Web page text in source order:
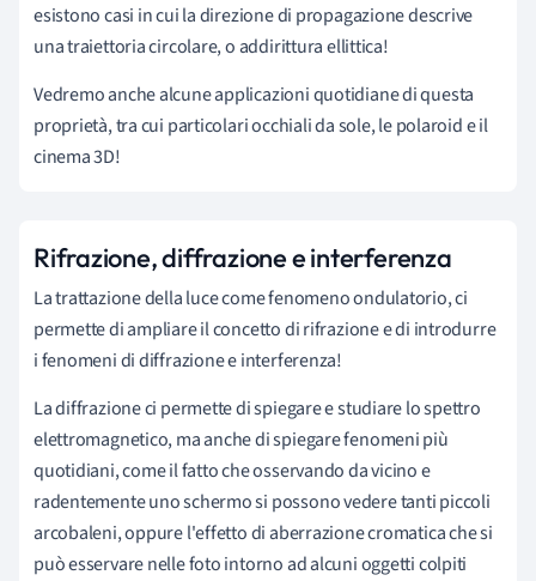
esistono casi in cui la direzione di propagazione descrive
una traiettoria circolare, o addirittura ellittica!
Vedremo anche alcune applicazioni quotidiane di questa
proprietà, tra cui particolari occhiali da sole, le polaroid e il
cinema 3D!
Rifrazione, diffrazione e interferenza
La trattazione della luce come fenomeno ondulatorio, ci
permette di ampliare il concetto di rifrazione e di introdurre
i fenomeni di diffrazione e interferenza!
La diffrazione ci permette di spiegare e studiare lo spettro
elettromagnetico, ma anche di spiegare fenomeni più
quotidiani, come il fatto che osservando da vicino e
radentemente uno schermo si possono vedere tanti piccoli
arcobaleni, oppure l'effetto di aberrazione cromatica che si
può esservare nelle foto intorno ad alcuni oggetti colpiti